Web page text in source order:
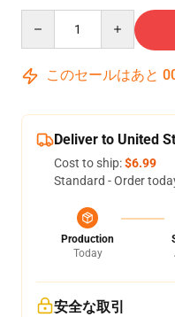
このセールはあと
Deliver to United
Cost to ship:$6.99
Standard - Order
Production
Today
安全な取引